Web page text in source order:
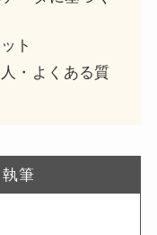
ト
・よくある質
筆